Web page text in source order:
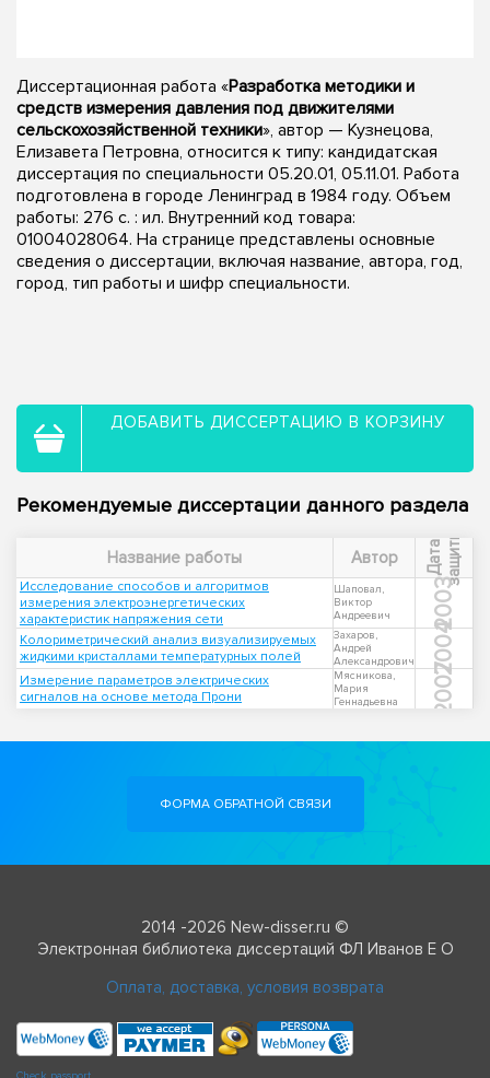
Диссертационная работа «Разработка методики и
средств измерения давления под движителями
сельскохозяйственной техники», автор — Кузнецова,
Елизавета Петровна, относится к типу: кандидатская
диссертация по специальности 05.20.01, 05.11.01. Работа
подготовлена в городе Ленинград в 1984 году. Объем
работы: 276 c. : ил. Внутренний код товара:
01004028064. На странице представлены основные
сведения о диссертации, включая название, автора, год,
город, тип работы и шифр специальности.
ДОБАВИТЬ ДИССЕРТАЦИЮ В КОРЗИНУ
Рекомендуемые диссертации данного раздела
Название работы Автор Д
а
т
а
з
а
щ
и
т ы
Исследование способов и алгоритмов
измерения электроэнергетических
характеристик напряжения сети
Шаповал,
Виктор
Андреевич
2003
Колориметрический анализ визуализируемых
жидкими кристаллами температурных полей
Захаров,
Андрей
Александрович
2004
Измерение параметров электрических
сигналов на основе метода Прони
Мясникова,
Мария
Геннадьевна
2007
ФОРМА ОБРАТНОЙ СВЯЗИ
2014 -2026 New-disser.ru ©
Электронная библиотека диссертаций ФЛ Иванов Е О
Оплата, доставка, условия возврата